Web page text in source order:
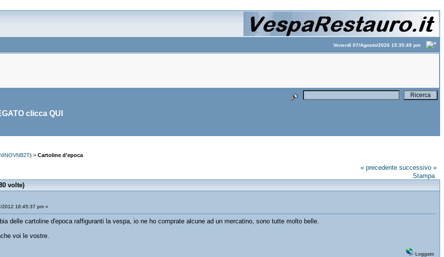
Venerdì 07/Agosto/2026 15:35:49 pm
clicca QUI
NINOVNB2T) > Cartoline d'epoca
« precedente successivo »
Stampa
volte)
2012 16:45:37 pm »
delle cartoline d'epoca raffiguranti la vespa, io ne ho comprate alcune ad un mercatino, sono tutte molto belle.
voi le vostre.
Loggato